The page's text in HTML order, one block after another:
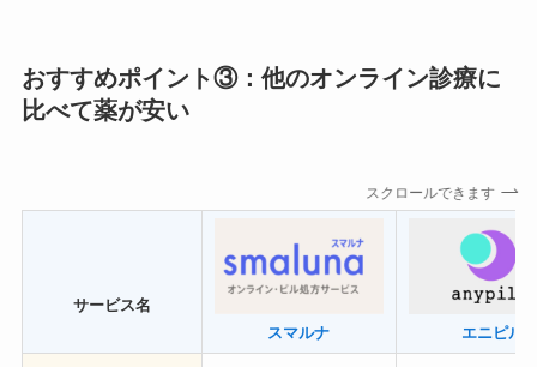
おすすめポイント③：他のオンライン診療に
比べて薬が安い
スクロールできます
サービス名
スマルナ
エニピル